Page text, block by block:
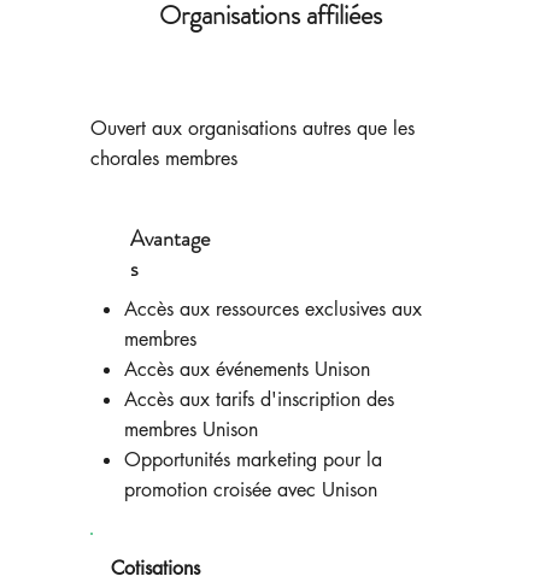
Organisations affiliées
Ouvert aux organisations autres que les
chorales membres
Avantage
s
Accès aux ressources exclusives aux
membres
Accès aux événements Unison
Accès aux tarifs d'inscription des
membres Unison
Opportunités marketing pour la
promotion croisée avec Unison
Cotisations